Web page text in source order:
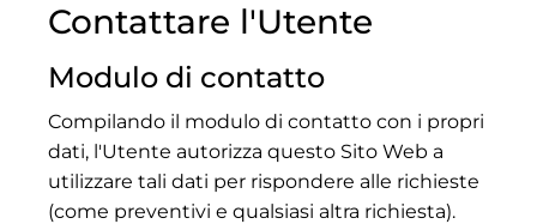
Contattare l'Utente
Modulo di contatto
Compilando il modulo di contatto con i propri
dati, l'Utente autorizza questo Sito Web a
utilizzare tali dati per rispondere alle richieste
(come preventivi e qualsiasi altra richiesta).